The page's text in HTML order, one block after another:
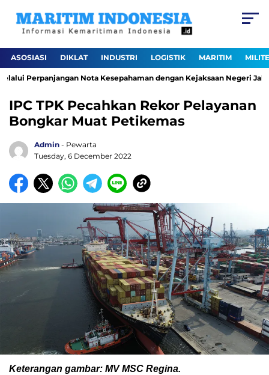
ASOSIASI DIKLAT INDUSTRI LOGISTIK MARITIM
Perpanjangan Nota Kesepahaman dengan Kejaksaan Negeri
IPC TPK Pecahkan Rekor Pelayanan
Bongkar Muat Petikemas
Admin - Pewarta
Tuesday, 6 December 2022
Keterangan gambar: MV MSC Regina.